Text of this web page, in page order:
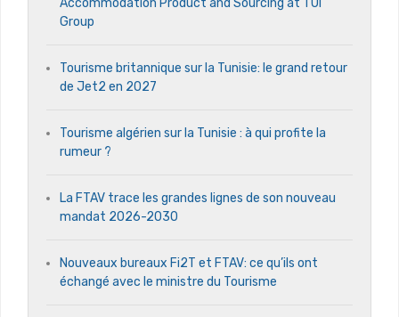
Accommodation Product and Sourcing at TUI
Group
Tourisme britannique sur la Tunisie: le grand retour
de Jet2 en 2027
Tourisme algérien sur la Tunisie : à qui profite la
rumeur ?
La FTAV trace les grandes lignes de son nouveau
mandat 2026-2030
Nouveaux bureaux Fi2T et FTAV: ce qu’ils ont
échangé avec le ministre du Tourisme